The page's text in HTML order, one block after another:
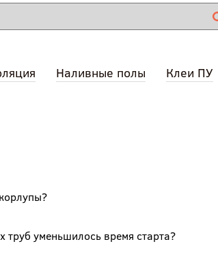
Наливные полы
Клеи ПУ
уменьшилось время старта?